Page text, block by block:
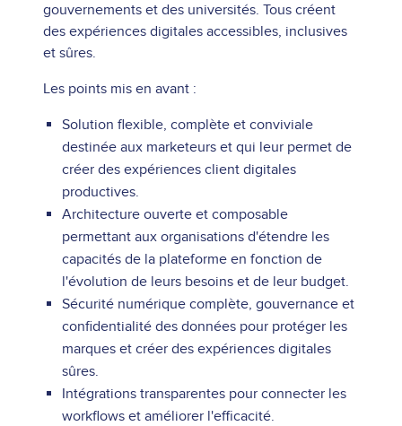
gouvernements et des universités. Tous créent
des expériences digitales accessibles, inclusives
et sûres.
Les points mis en avant :
Solution flexible, complète et conviviale
destinée aux marketeurs et qui leur permet de
créer des expériences client digitales
productives.
Architecture ouverte et composable
permettant aux organisations d'étendre les
capacités de la plateforme en fonction de
l'évolution de leurs besoins et de leur budget.
Sécurité numérique complète, gouvernance et
confidentialité des données pour protéger les
marques et créer des expériences digitales
sûres.
Intégrations transparentes pour connecter les
workflows et améliorer l'efficacité.